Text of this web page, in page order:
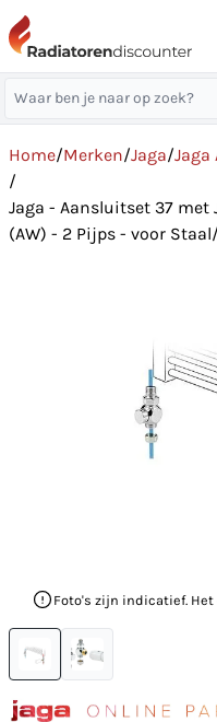
Home/Merken/Jaga/
/
Jaga - Aansluitset 37 met
(AW) - 2 Pijps - voor
Foto's zijn indicatief.